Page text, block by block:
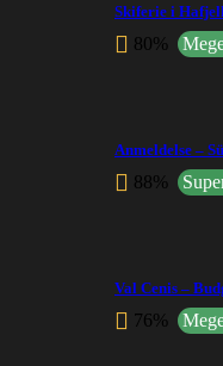
Skiferie i
80%
Anmeldelse –
88%
Val Cenis –
76%